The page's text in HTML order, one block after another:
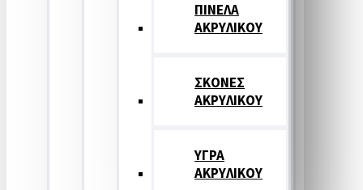
ΠΙΝΕΛΑ
ΑΚΡΥΛΙΚΟΥ
ΣΚΟΝΕΣ
ΑΚΡΥΛΙΚΟΥ
ΥΓΡΑ
ΑΚΡΥΛΙΚΟΥ